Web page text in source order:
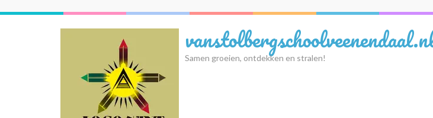
Samen groeien, ontdekken en stralen!